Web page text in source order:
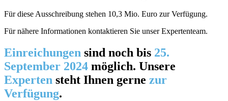
Für diese Ausschreibung stehen 10,3 Mio. Euro zur Verfügung.
Für nähere Informationen kontaktieren Sie unser Expertenteam.
Einreichungen sind noch bis 25.
September 2024 möglich. Unsere
Experten steht Ihnen gerne zur
Verfügung.